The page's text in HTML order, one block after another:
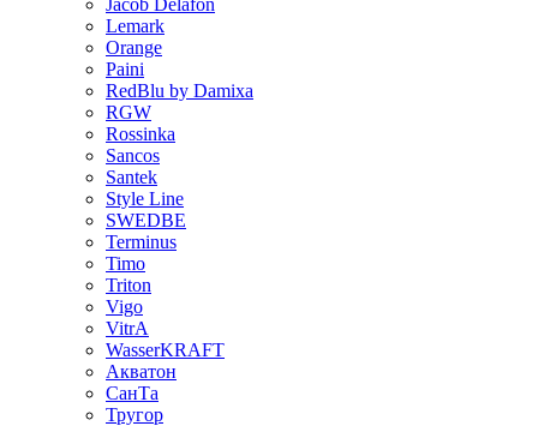
Lemark
Orange
Paini
RedBlu by Damixa
RGW
Rossinka
Sancos
Santek
Style Line
SWEDBE
Terminus
Timo
Triton
Vigo
VitrA
WasserKRAFT
Акватон
СанТа
Тругор